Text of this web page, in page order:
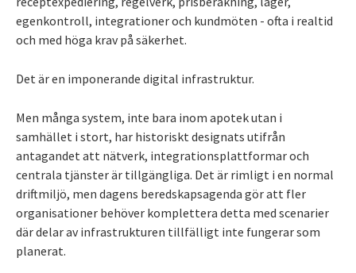
egenkontroll, integrationer och kundmöten - ofta i realtid
och med höga krav på säkerhet.
Det är en imponerande digital infrastruktur.
Men många system, inte bara inom apotek utan i
samhället i stort, har historiskt designats utifrån
antagandet att nätverk, integrationsplattformar och
centrala tjänster är tillgängliga. Det är rimligt i en normal
driftmiljö, men dagens beredskapsagenda gör att fler
organisationer behöver komplettera detta med scenarier
där delar av infrastrukturen tillfälligt inte fungerar som
planerat.